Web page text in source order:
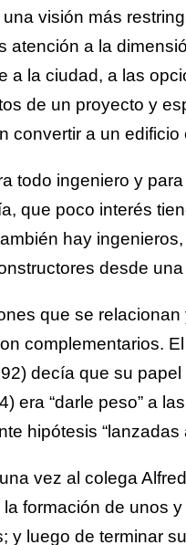
visión más
atención a la
a la ciudad, a las
de un proyecto y
convertir a un
todo ingeniero y
que poco interés
hay
desde
que se
complementarios.
decía que su
era “darle peso” a
hipótesis “lanzadas
vez al colega
formación de unos
y luego de terminar